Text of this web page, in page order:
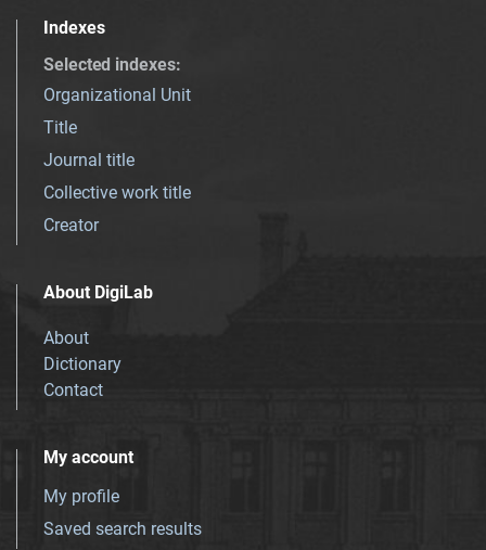
Indexes
Selected indexes:
Organizational Unit
Title
Journal title
Collective work title
Creator
About DigiLab
About
Dictionary
Contact
My account
My profile
Saved search results